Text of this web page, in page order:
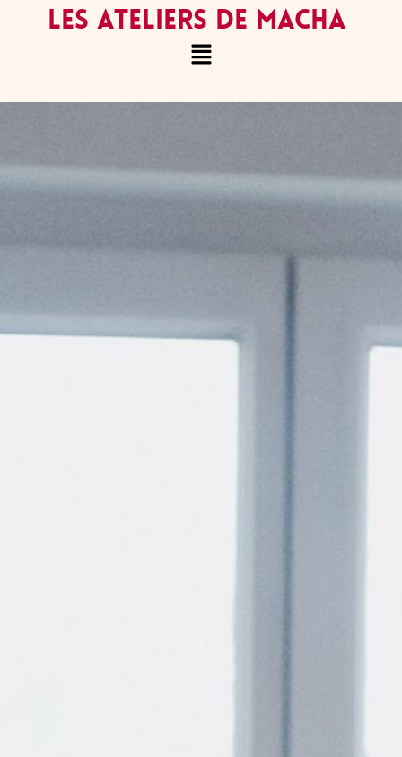
LES ATELIERS DE MACHA